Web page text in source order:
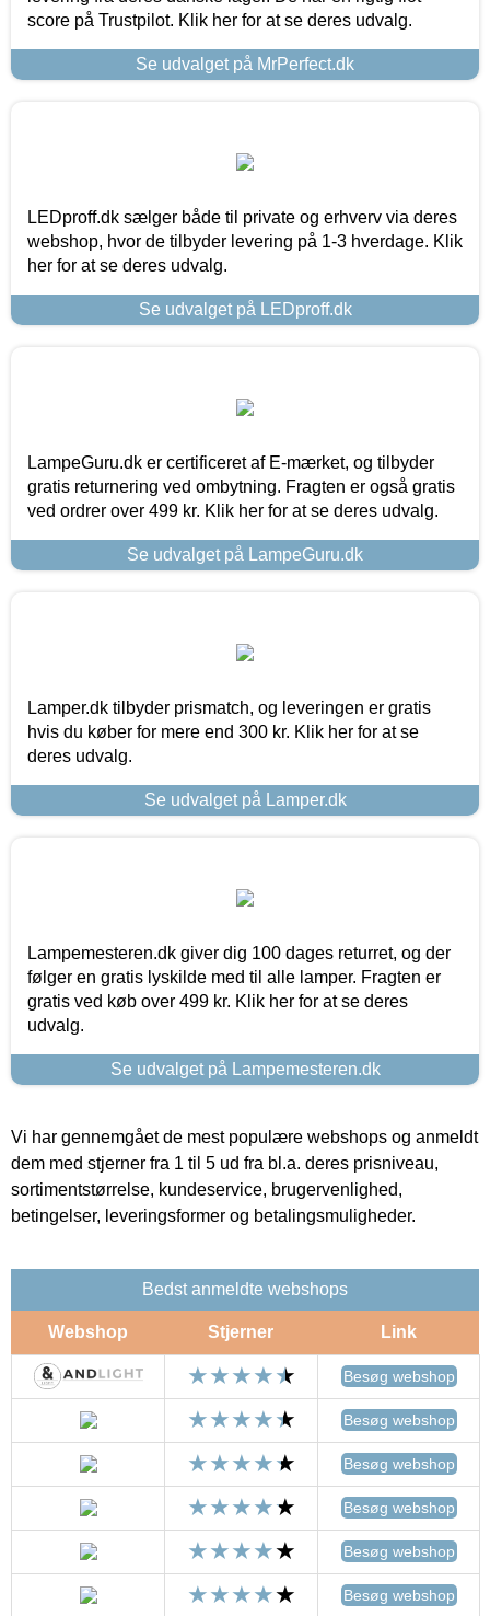
score på Trustpilot. Klik her for at se deres udvalg.
Se udvalget på MrPerfect.dk
LEDproff.dk sælger både til private og erhverv via deres
webshop, hvor de tilbyder levering på 1-3 hverdage. Klik
her for at se deres udvalg.
Se udvalget på LEDproff.dk
LampeGuru.dk er certificeret af E-mærket, og tilbyder
gratis returnering ved ombytning. Fragten er også gratis
ved ordrer over 499 kr. Klik her for at se deres udvalg.
Se udvalget på LampeGuru.dk
Lamper.dk tilbyder prismatch, og leveringen er gratis
hvis du køber for mere end 300 kr. Klik her for at se
deres udvalg.
Se udvalget på Lamper.dk
Lampemesteren.dk giver dig 100 dages returret, og der
følger en gratis lyskilde med til alle lamper. Fragten er
gratis ved køb over 499 kr. Klik her for at se deres
udvalg.
Se udvalget på Lampemesteren.dk
Vi har gennemgået de mest populære webshops og anmeldt
dem med stjerner fra 1 til 5 ud fra bl.a. deres prisniveau,
sortimentstørrelse, kundeservice, brugervenlighed,
betingelser, leveringsformer og betalingsmuligheder.
Bedst anmeldte webshops
Webshop Stjerner Link
Besøg webshop
Besøg webshop
Besøg webshop
Besøg webshop
Besøg webshop
Besøg webshop